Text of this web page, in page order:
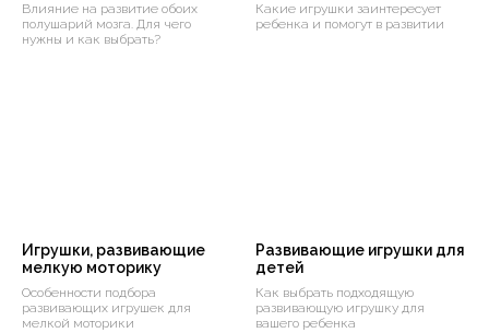
Влияние на развитие обоих
полушарий мозга. Для чего
нужны и как выбрать?
Какие игрушки заинтересует
ребенка и помогут в развитии
Игрушки, развивающие
мелкую моторику
Особенности подбора
развивающих игрушек для
мелкой моторики
Развивающие игрушки для
детей
Как выбрать подходящую
развивающую игрушку для
вашего ребенка